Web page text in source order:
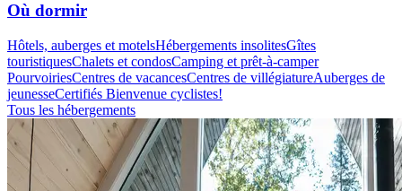
Où dormir
Hôtels, auberges et motelsHébergements insolitesGîtes
touristiquesChalets et condosCamping et prêt-à-camper
PourvoiriesCentres de vacancesCentres de villégiatureAuberges de
jeunesseCertifiés Bienvenue cyclistes!
Tous les hébergements